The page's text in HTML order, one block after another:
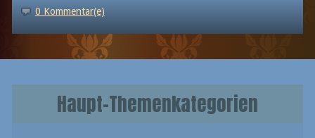
0 Kommentar(e)
Haupt-Themenkategorien